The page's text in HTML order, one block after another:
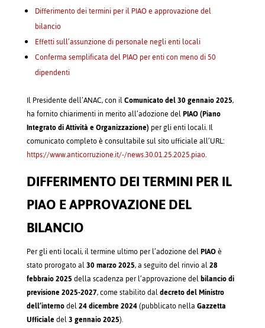
Differimento dei termini per il PIAO e approvazione del
bilancio
Effetti sull’assunzione di personale negli enti locali
Conferma semplificata del PIAO per enti con meno di 50
dipendenti
Il Presidente dell’ANAC, con ilComunicato del 30 gennaio 2025,
ha fornito chiarimenti in merito all’adozione delPIAO (Piano
Integrato di Attività e Organizzazione) per gli enti locali. Il
comunicato completo è consultabile sul sito ufficiale all’URL:
https://www.anticorruzione.it/-/news.30.01.25.2025.piao.
DIFFERIMENTO DEI TERMINI PER IL
PIAO E APPROVAZIONE DEL
BILANCIO
Per gli enti locali, il termine ultimo per l’adozione delPIAOè
stato prorogato al30 marzo 2025, a seguito del rinvio al28
febbraio 2025della scadenza per l’approvazione delbilancio di
previsione 2025-2027, come stabilito daldecreto del Ministro
dell’internodel24 dicembre 2024(pubblicato nellaGazzetta
Ufficialedel3 gennaio 2025).